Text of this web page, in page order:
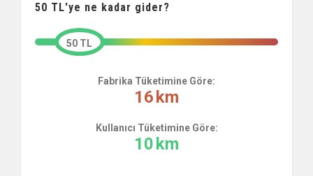
50 TL'ye ne kadar gider?
50 TL
Fabrika Tüketimine Göre:
16 km
Kullanıcı Tüketimine Göre:
10 km